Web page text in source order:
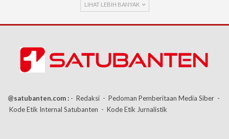
LIHAT LEBIH BANYAK
@satubanten.com : - Redaksi - Pedoman Pemberitaan Media Siber -
Kode Etik Internal Satubanten - Kode Etik Jurnalistik